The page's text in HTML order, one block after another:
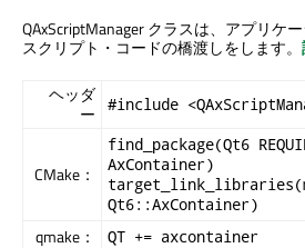
QAxScriptManager クラスは、アプリケ
スクリプト・コードの橋渡しをします。
ヘッダ
ー
#include
CMake：
find_package(Qt6
AxContainer)
Qt6::AxContainer)
qmake： QT += axcontainer